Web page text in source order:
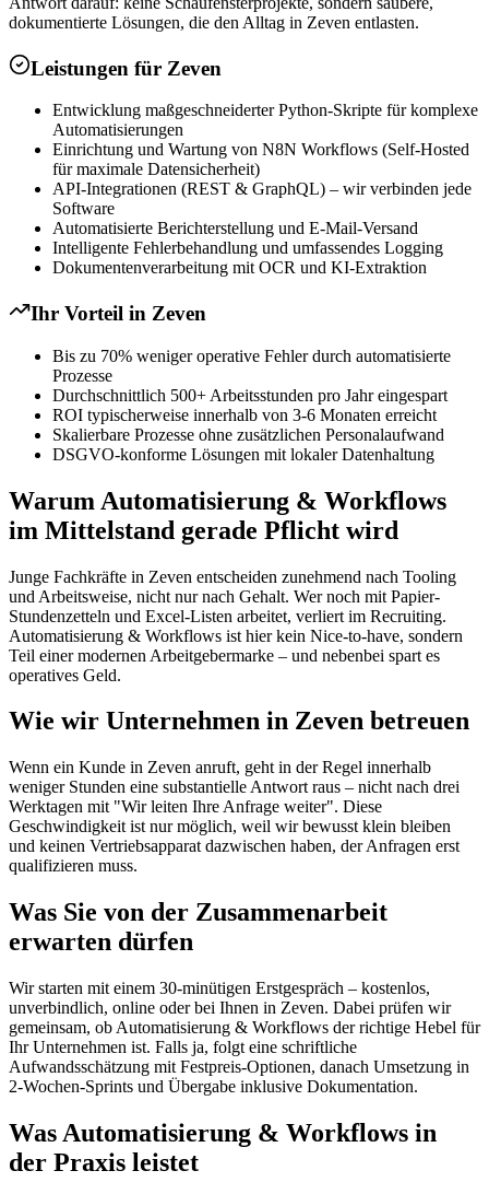
dokumentierte Lösungen, die den Alltag in Zeven entlasten.
Leistungen für Zeven
Entwicklung maßgeschneiderter Python-Skripte für komplexe
Automatisierungen
Einrichtung und Wartung von N8N Workflows (Self-Hosted
für maximale Datensicherheit)
API-Integrationen (REST & GraphQL) – wir verbinden jede
Software
Automatisierte Berichterstellung und E-Mail-Versand
Intelligente Fehlerbehandlung und umfassendes Logging
Dokumentenverarbeitung mit OCR und KI-Extraktion
Ihr Vorteil in Zeven
Bis zu 70% weniger operative Fehler durch automatisierte
Prozesse
Durchschnittlich 500+ Arbeitsstunden pro Jahr eingespart
ROI typischerweise innerhalb von 3-6 Monaten erreicht
Skalierbare Prozesse ohne zusätzlichen Personalaufwand
DSGVO-konforme Lösungen mit lokaler Datenhaltung
Warum Automatisierung & Workflows
im Mittelstand gerade Pflicht wird
Junge Fachkräfte in Zeven entscheiden zunehmend nach Tooling
und Arbeitsweise, nicht nur nach Gehalt. Wer noch mit Papier-
Stundenzetteln und Excel-Listen arbeitet, verliert im Recruiting.
Automatisierung & Workflows ist hier kein Nice-to-have, sondern
Teil einer modernen Arbeitgebermarke – und nebenbei spart es
operatives Geld.
Wie wir Unternehmen in Zeven betreuen
Wenn ein Kunde in Zeven anruft, geht in der Regel innerhalb
weniger Stunden eine substantielle Antwort raus – nicht nach drei
Werktagen mit "Wir leiten Ihre Anfrage weiter". Diese
Geschwindigkeit ist nur möglich, weil wir bewusst klein bleiben
und keinen Vertriebsapparat dazwischen haben, der Anfragen erst
qualifizieren muss.
Was Sie von der Zusammenarbeit
erwarten dürfen
Wir starten mit einem 30-minütigen Erstgespräch – kostenlos,
unverbindlich, online oder bei Ihnen in Zeven. Dabei prüfen wir
gemeinsam, ob Automatisierung & Workflows der richtige Hebel für
Ihr Unternehmen ist. Falls ja, folgt eine schriftliche
Aufwandsschätzung mit Festpreis-Optionen, danach Umsetzung in
2-Wochen-Sprints und Übergabe inklusive Dokumentation.
Was Automatisierung & Workflows in
der Praxis leistet